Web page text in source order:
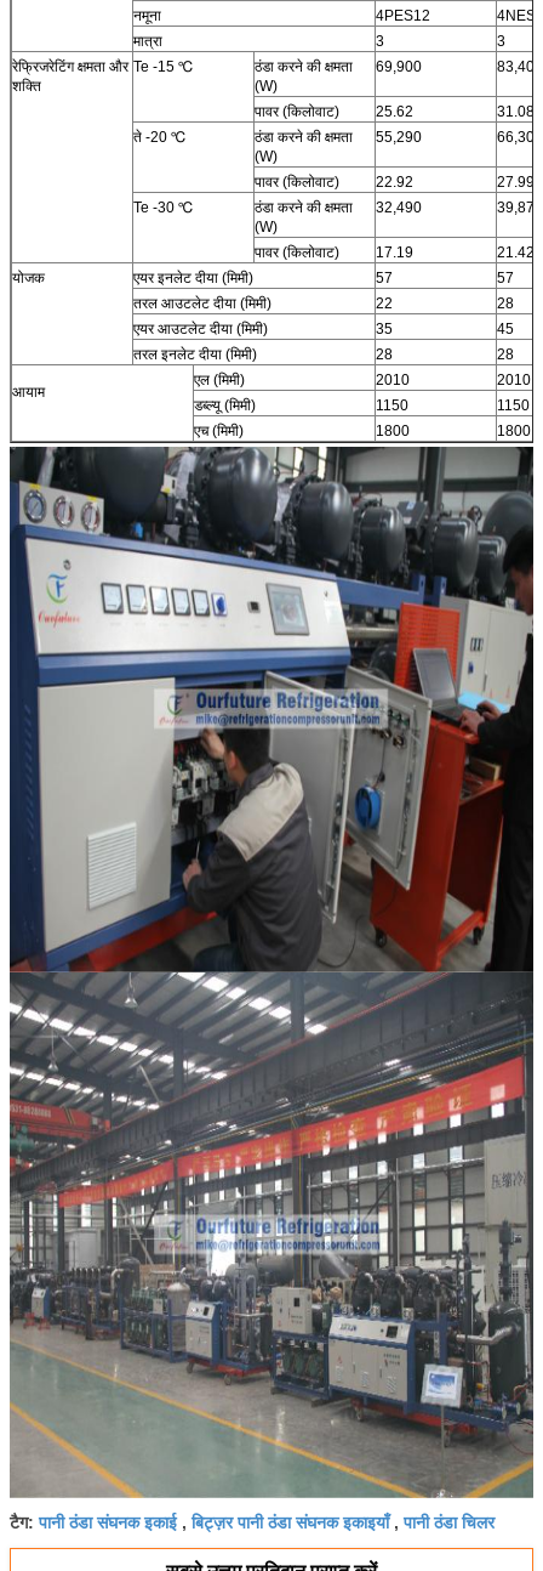
नमूना
4PES12
मात्रा
3
3
रेफ्रिजरेटिंग क्षमता और
शक्ति
Te -15 ℃
ठंडा करने की क्षमता
(W)
69,900 83,400
पावर (किलोवाट) 25.62
31.08
ते -20 ℃
ठंडा करने की क्षमता
(W)
55,290 66,300
पावर (किलोवाट) 22.92
27.99
Te -30 ℃
ठंडा करने की क्षमता
(W)
32,490 39,870
पावर (किलोवाट) 17.19
21.42
योजक
एयर इनलेट दीया (मिमी) 57
57
तरल आउटलेट दीया (मिमी)
22
28
एयर आउटलेट दीया (मिमी)
35
45
तरल इनलेट दीया (मिमी)
28 28
आयाम
एल (मिमी) 2010
2010
डब्ल्यू (मिमी)
1150
1150
एच (मिमी)
1800 1800
टैग:पानी ठंडा संघनक इकाई,बिट्ज़र पानी ठंडा संघनक इकाइयाँ,पानी ठंडा चिलर